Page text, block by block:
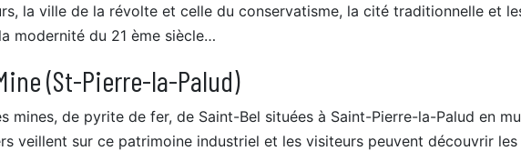
la ville de la révolte et celle du conservatisme, la cité traditionnelle et
modernité du 21 ème siècle…
(St-Pierre-la-Palud)
mines, de pyrite de fer, de Saint-Bel situées à Saint-Pierre-la-Palud en
veillent sur ce patrimoine industriel et les visiteurs peuvent découvrir